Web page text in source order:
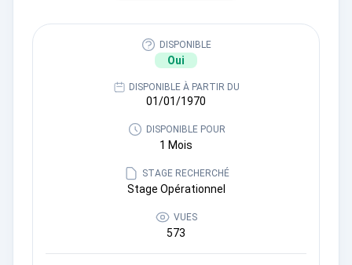
DISPONIBLE
Oui
DISPONIBLE À PARTIR DU
01/01/1970
DISPONIBLE POUR
1 Mois
STAGE RECHERCHÉ
Stage Opérationnel
VUES
573